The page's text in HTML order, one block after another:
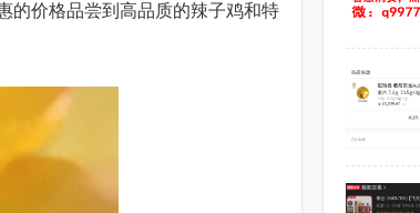
的价格品尝到高品质的辣子鸡和特